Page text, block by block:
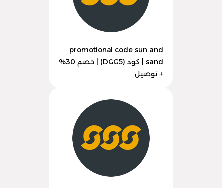
promotional code sun and
sand | كود (DGG5) | خصم 30%
+ توصيل